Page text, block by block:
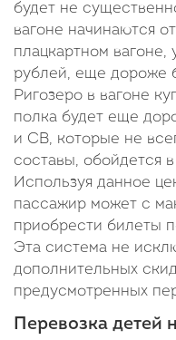
будет не
вагоне начинаются
плацкартном вагоне,
рублей, еще дороже
Ригозеро в вагоне
полка будет еще
и СВ, которые не
составы, обойдется
Используя данное
пассажир может с
приобрести билеты
Эта система не
дополнительных
предусмотренных
Перевозка детей